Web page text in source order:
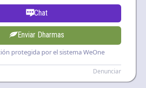
Chat
Enviar Dharmas
protegida por el sistema WeOne
Denunciar